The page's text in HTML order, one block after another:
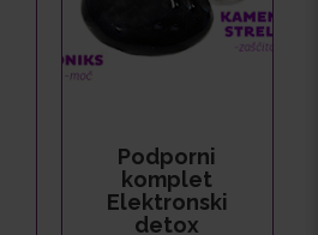
Podporni
komplet
Elektronski
detox